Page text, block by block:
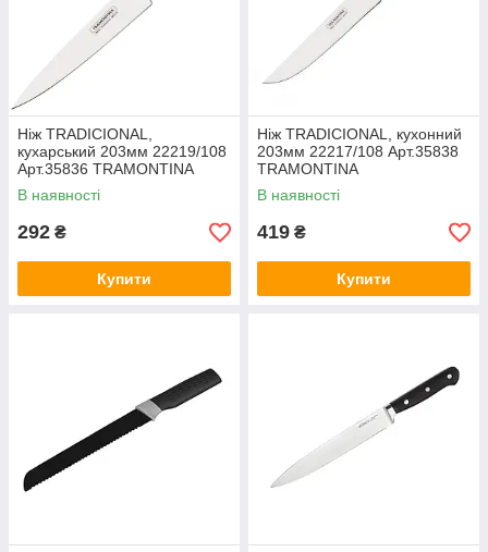
Ніж TRADICIONAL,
кухарський 203мм 22219/108
Арт.35836 TRAMONTINA
В наявності
292 ₴
Купити
Ніж TRADICIONAL, кухонний
203мм 22217/108 Арт.35838
TRAMONTINA
В наявності
419 ₴
Купити